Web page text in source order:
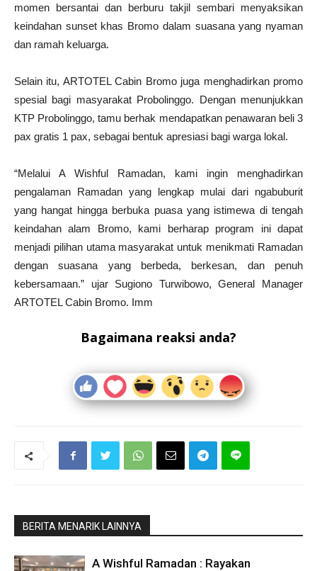
momen bersantai dan berburu takjil sembari menyaksikan
keindahan sunset khas Bromo dalam suasana yang nyaman
dan ramah keluarga.
Selain itu, ARTOTEL Cabin Bromo juga menghadirkan promo
spesial bagi masyarakat Probolinggo. Dengan menunjukkan
KTP Probolinggo, tamu berhak mendapatkan penawaran beli 3
pax gratis 1 pax, sebagai bentuk apresiasi bagi warga lokal.
“Melalui A Wishful Ramadan, kami ingin menghadirkan
pengalaman Ramadan yang lengkap mulai dari ngabuburit
yang hangat hingga berbuka puasa yang istimewa di tengah
keindahan alam Bromo, kami berharap program ini dapat
menjadi pilihan utama masyarakat untuk menikmati Ramadan
dengan suasana yang berbeda, berkesan, dan penuh
kebersamaan.” ujar Sugiono Turwibowo, General Manager
ARTOTEL Cabin Bromo. Imm
Bagaimana reaksi anda?
BERITA MENARIK LAINNYA
A Wishful Ramadan : Rayakan